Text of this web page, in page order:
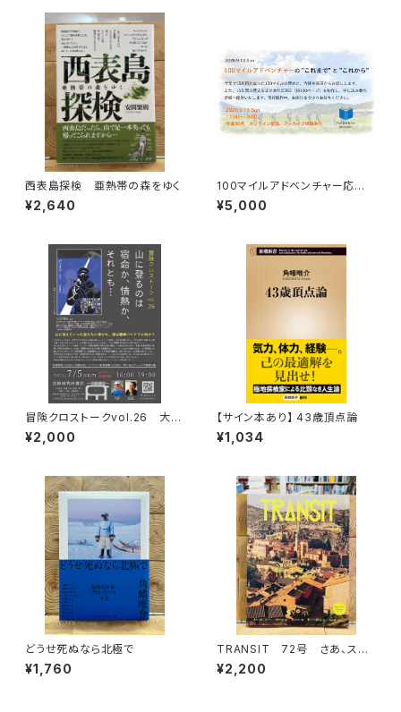
西表島探検 亜熱帯の森をゆく
¥2,640
100マイルアドベンチャー応援
企画 9月13日トーク＆100マ
イルの歴史ZINE贈呈
¥5,000
冒険クロストークvol.26 大石
明弘「山に登るのは 宿命か、情
熱か、それとも…」録画視聴権
¥2,000
【サイン本あり】 43歳頂点論
¥1,034
どうせ死ぬなら北極で
¥1,760
TRANSIT 72号 さあ、スペ
インへ！ 太陽と海と土の国
¥2,200